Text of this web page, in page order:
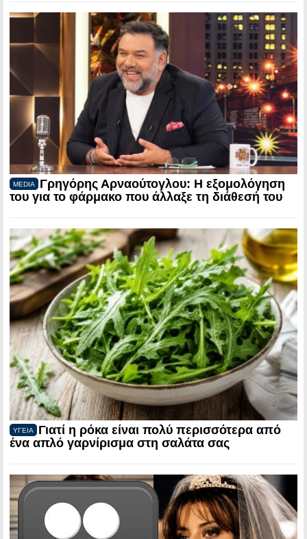
MEDIA
Γρηγόρης Αρναούτογλου: Η εξομολόγηση
του για το φάρμακο που άλλαξε τη διάθεσή του
ΥΓΕΙΑ
Γιατί η ρόκα είναι πολύ περισσότερα από
ένα απλό γαρνίρισμα στη σαλάτα σας